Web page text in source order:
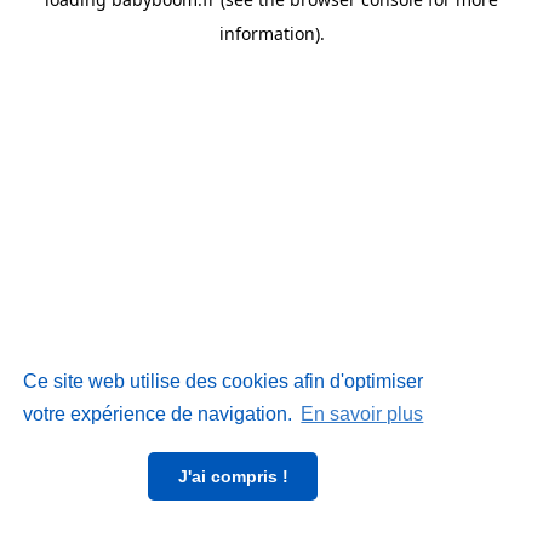
Ce site web utilise des cookies afin d'optimiser
votre expérience de navigation. En savoir plus
J'ai compris !
information).